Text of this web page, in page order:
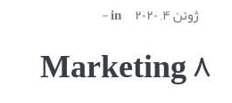
ژوئن ۴, ۲۰۲۰ in
Marketing ۸